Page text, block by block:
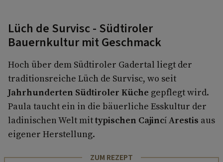
Lüch de Survisc - Südtiroler
Bauernkultur mit Geschmack
Hoch über dem Südtiroler Gadertal liegt der
traditionsreiche Lüch de Survisc, wo seit
Jahrhunderten Südtiroler Küche gepflegt wird.
Paula taucht ein in die bäuerliche Esskultur der
ladinischen Welt mittypischen Cajincí Arestis aus
eigener Herstellung.
ZUM REZEPT